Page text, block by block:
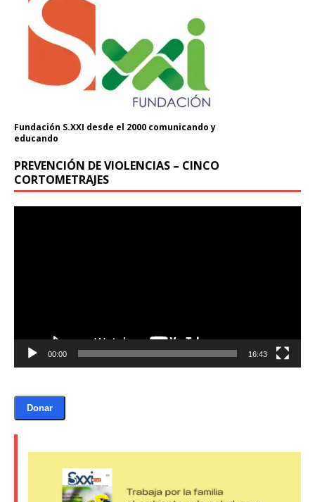
Fundación S.XXI desde el 2000 comunicando y
educando
PREVENCIÓN DE VIOLENCIAS – CINCO
CORTOMETRAJES
00:00 16:43
Donar